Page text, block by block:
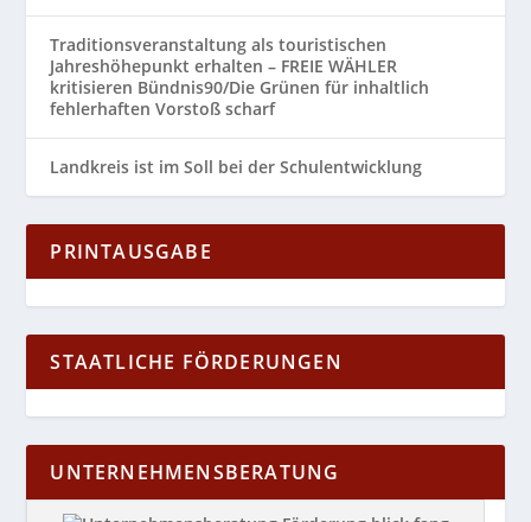
Traditionsveranstaltung als touristischen
Jahreshöhepunkt erhalten – FREIE WÄHLER
kritisieren Bündnis90/Die Grünen für inhaltlich
fehlerhaften Vorstoß scharf
Landkreis ist im Soll bei der Schulentwicklung
PRINTAUSGABE
STAATLICHE FÖRDERUNGEN
UNTERNEHMENSBERATUNG